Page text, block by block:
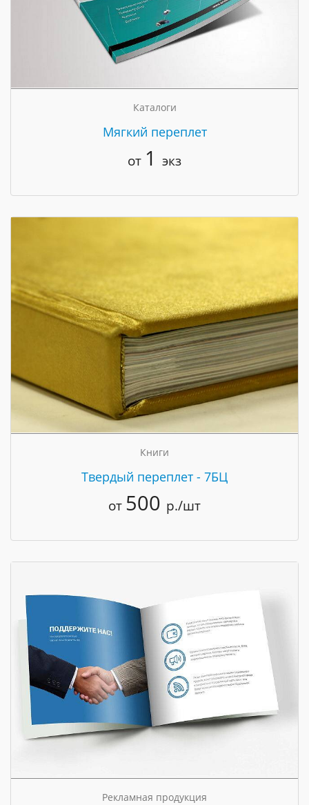
Каталоги
Мягкий переплет
от 1 экз
Книги
Твердый переплет - 7БЦ
от 500 р./шт
Рекламная продукция